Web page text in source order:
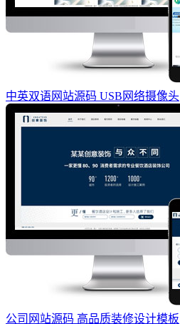
中英双语网站源码 USB网络摄像头
公司网站源码 高品质装修设计模板